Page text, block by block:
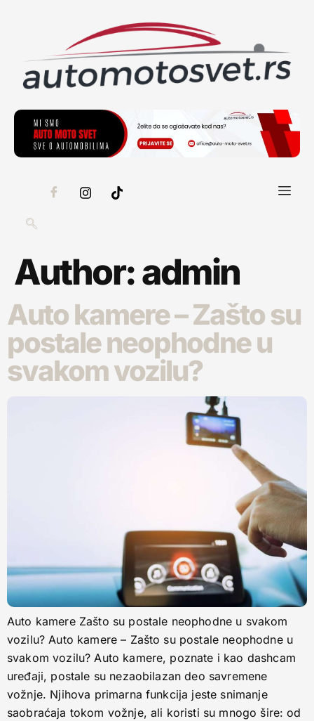
Author:admin
Auto kamere – Zašto su
postale neophodne u
svakom vozilu?
Auto kamere Zašto su postale neophodne u svakom
vozilu? Auto kamere – Zašto su postale neophodne u
svakom vozilu? Auto kamere, poznate i kao dashcam
uređaji, postale su nezaobilazan deo savremene
vožnje. Njihova primarna funkcija jeste snimanje
saobraćaja tokom vožnje, ali koristi su mnogo šire: od